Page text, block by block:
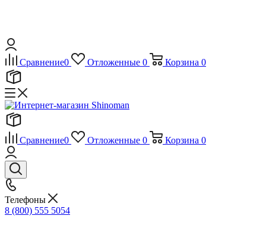
Сравнение0 Отложенные 0 Корзина 0
Сравнение0 Отложенные 0 Корзина 0
Телефоны
8 (800) 555 5054